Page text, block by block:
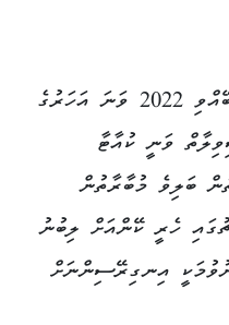
އެންމެ ފަހުން ގަތަރުގައި ބޭއްވި 2022 ވަނަ އަހަރުގެ
ވަނީ ކުއާޓާ
ބަލިވެ މުބާރާތުން
ހެރީ ކޭންއަށް ލިބުނު
އިނގިރޭސިންނަށް